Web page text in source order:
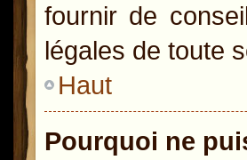
fournir de
légales de toute
Haut
Pourquoi ne